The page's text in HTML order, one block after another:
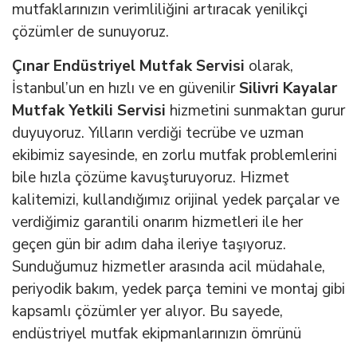
mutfaklarınızın verimliliğini artıracak yenilikçi
çözümler de sunuyoruz.
Çınar Endüstriyel Mutfak Servisi olarak,
İstanbul’un en hızlı ve en güvenilirSilivri Kayalar
Mutfak Yetkili Servisi hizmetini sunmaktan gurur
duyuyoruz. Yılların verdiği tecrübe ve uzman
ekibimiz sayesinde, en zorlu mutfak problemlerini
bile hızla çözüme kavuşturuyoruz. Hizmet
kalitemizi, kullandığımız orijinal yedek parçalar ve
verdiğimiz garantili onarım hizmetleri ile her
geçen gün bir adım daha ileriye taşıyoruz.
Sunduğumuz hizmetler arasında acil müdahale,
periyodik bakım, yedek parça temini ve montaj gibi
kapsamlı çözümler yer alıyor. Bu sayede,
endüstriyel mutfak ekipmanlarınızın ömrünü